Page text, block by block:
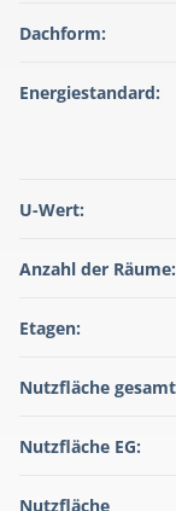
Dachform:
Energiestandard:
U-Wert:
Anzahl der Räume:
Etagen:
Nutzfläche
Nutzfläche EG:
Nutzfläche